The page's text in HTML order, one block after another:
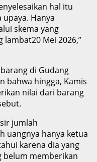
hal itu
Hanya
skema yang
Mei 2026,”
di Gudang
bahwa hingga, Kamis
nilai dari barang
jumlah
uangnya hanya ketua
karena dia yang
belum memberikan